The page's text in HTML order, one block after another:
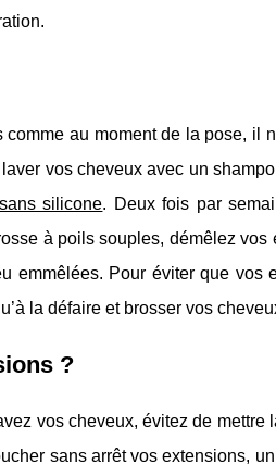
au moment de la pose, il
vos cheveux avec un
silicone. Deux fois par
à poils souples, démêlez vos
emmêlées. Pour éviter que vos
la défaire et brosser vos
?
vos cheveux, évitez de mettre
sans arrêt vos extensions,